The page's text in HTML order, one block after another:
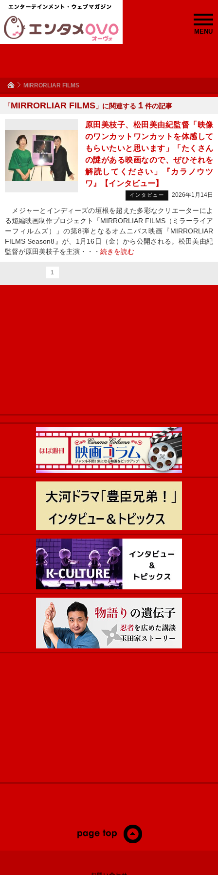
MENU
MIRRORLIAR FILMS
「MIRRORLIAR FILMS 」に関連する １ 件の記事
原田美枝子、松田美由紀監督「映像
のワンカットワンカットを体感して
もらいたいと思います」「たくさん
の謎がある映画なので、ぜひそれを
解読してください」『カラノウツ
ワ』【インタビュー】
インタビュー 2026年1月14日
メジャーとインディーズの垣根を超えた多彩なクリエーターによ
る短編映画制作プロジェクト「MIRRORLIAR FILMS（ミラーライア
ーフィルムズ）」の第8弾となるオムニバス映画『MIRRORLIAR
FILMS Season8』が、1月16日（金）から公開される。松田美由紀
監督が原田美枝子を主演・・・ 続きを読む
1